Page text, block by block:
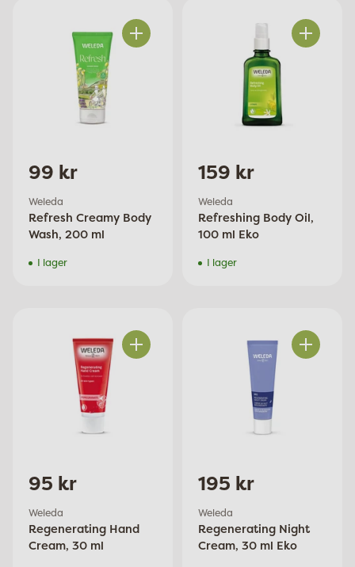
Antal
99 kr
Weleda
Refresh Creamy Body
Wash, 200 ml
I lager
Antal
159 kr
Weleda
Refreshing Body Oil,
100 ml Eko
I lager
Antal
95 kr
Weleda
Regenerating Hand
Cream, 30 ml
Antal
195 kr
Weleda
Regenerating Night
Cream, 30 ml Eko